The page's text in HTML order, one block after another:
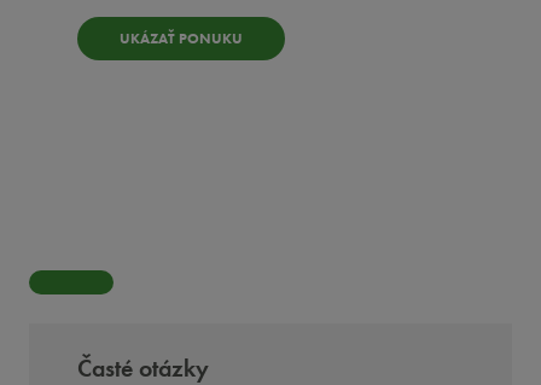
UKÁZAŤ PONUKU
Časté otázky